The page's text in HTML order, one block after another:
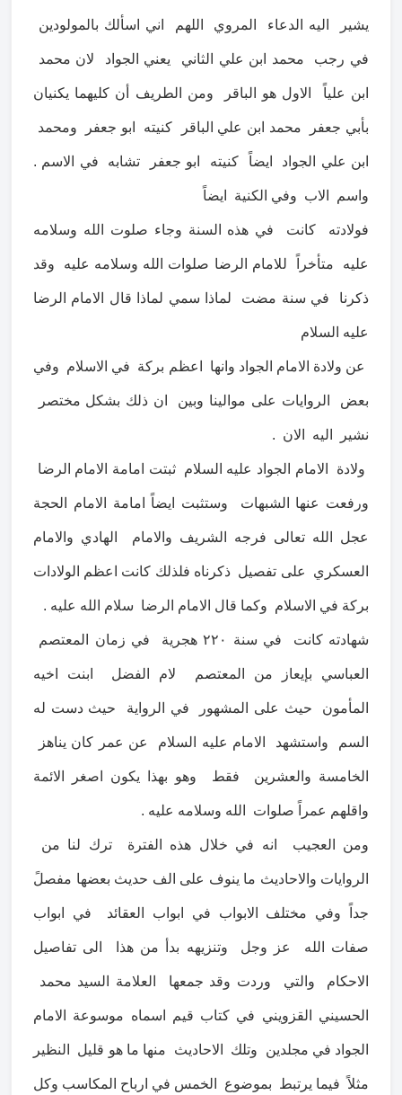
يشير اليه الدعاء المروي اللهم اني اسألك بالمولودين
في رجب محمد ابن علي الثاني يعني الجواد لان محمد
ابن علياً الاول هو الباقر ومن الطريف أن كليهما يكنيان
بأبي جعفر محمد ابن علي الباقر كنيته ابو جعفر ومحمد
ابن علي الجواد ايضاً كنيته ابو جعفر تشابه في الاسم .
واسم الاب وفي الكنية ايضاً
فولادته كانت في هذه السنة وجاء صلوت الله وسلامه
عليه متأخراً للامام الرضا صلوات الله وسلامه عليه وقد
ذكرنا في سنة مضت لماذا سمي لماذا قال الامام الرضا
عليه السلام
عن ولادة الامام الجواد وانها اعظم بركة في الاسلام وفي
بعض الروايات على موالينا وبين ان ذلك بشكل مختصر
نشير اليه الان .
ولادة الامام الجواد عليه السلام ثبتت امامة الامام الرضا
ورفعت عنها الشبهات وستثبت ايضاً امامة الامام الحجة
عجل الله تعالى فرجه الشريف والامام الهادي والامام
العسكري على تفصيل ذكرناه فلذلك كانت اعظم الولادات
بركة في الاسلام وكما قال الامام الرضا سلام الله عليه .
شهادته كانت في سنة ٢٢٠ هجرية في زمان المعتصم
العباسي بإيعاز من المعتصم لام الفضل ابنت اخيه
المأمون حيث على المشهور في الرواية حيث دست له
السم واستشهد الامام عليه السلام عن عمر كان يناهز
الخامسة والعشرين فقط وهو بهذا يكون اصغر الائمة
واقلهم عمراً صلوات الله وسلامه عليه .
ومن العجيب انه في خلال هذه الفترة ترك لنا من
الروايات والاحاديث ما ينوف على الف حديث بعضها مفصلً
جداً وفي مختلف الابواب في ابواب العقائد في ابواب
صفات الله عز وجل وتنزيهه بدأ من هذا الى تفاصيل
الاحكام والتي وردت وقد جمعها العلامة السيد محمد
الحسيني القزويني في كتاب قيم اسماه موسوعة الامام
الجواد في مجلدين وتلك الاحاديث منها ما هو قليل النظير
مثلاً فيما يرتبط بموضوع الخمس في ارباح المكاسب وكل